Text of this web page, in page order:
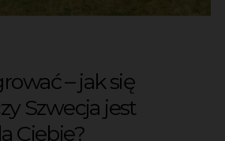
– jak się
Szwecja jest
Ciebie?